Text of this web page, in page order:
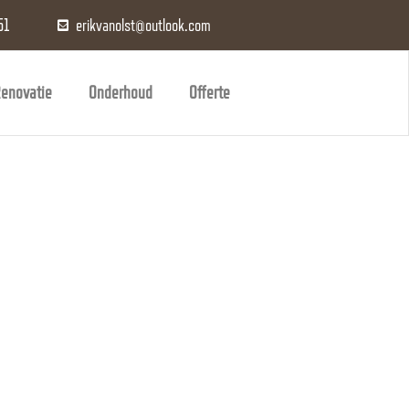
erikvanolst@outlook.com
Onderhoud Offerte